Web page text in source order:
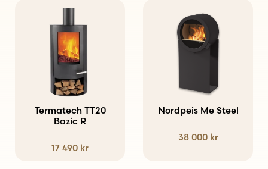
Termatech TT20
Bazic R
17 490 kr
Nordpeis Me Steel
38 000 kr
produkten
varianter.